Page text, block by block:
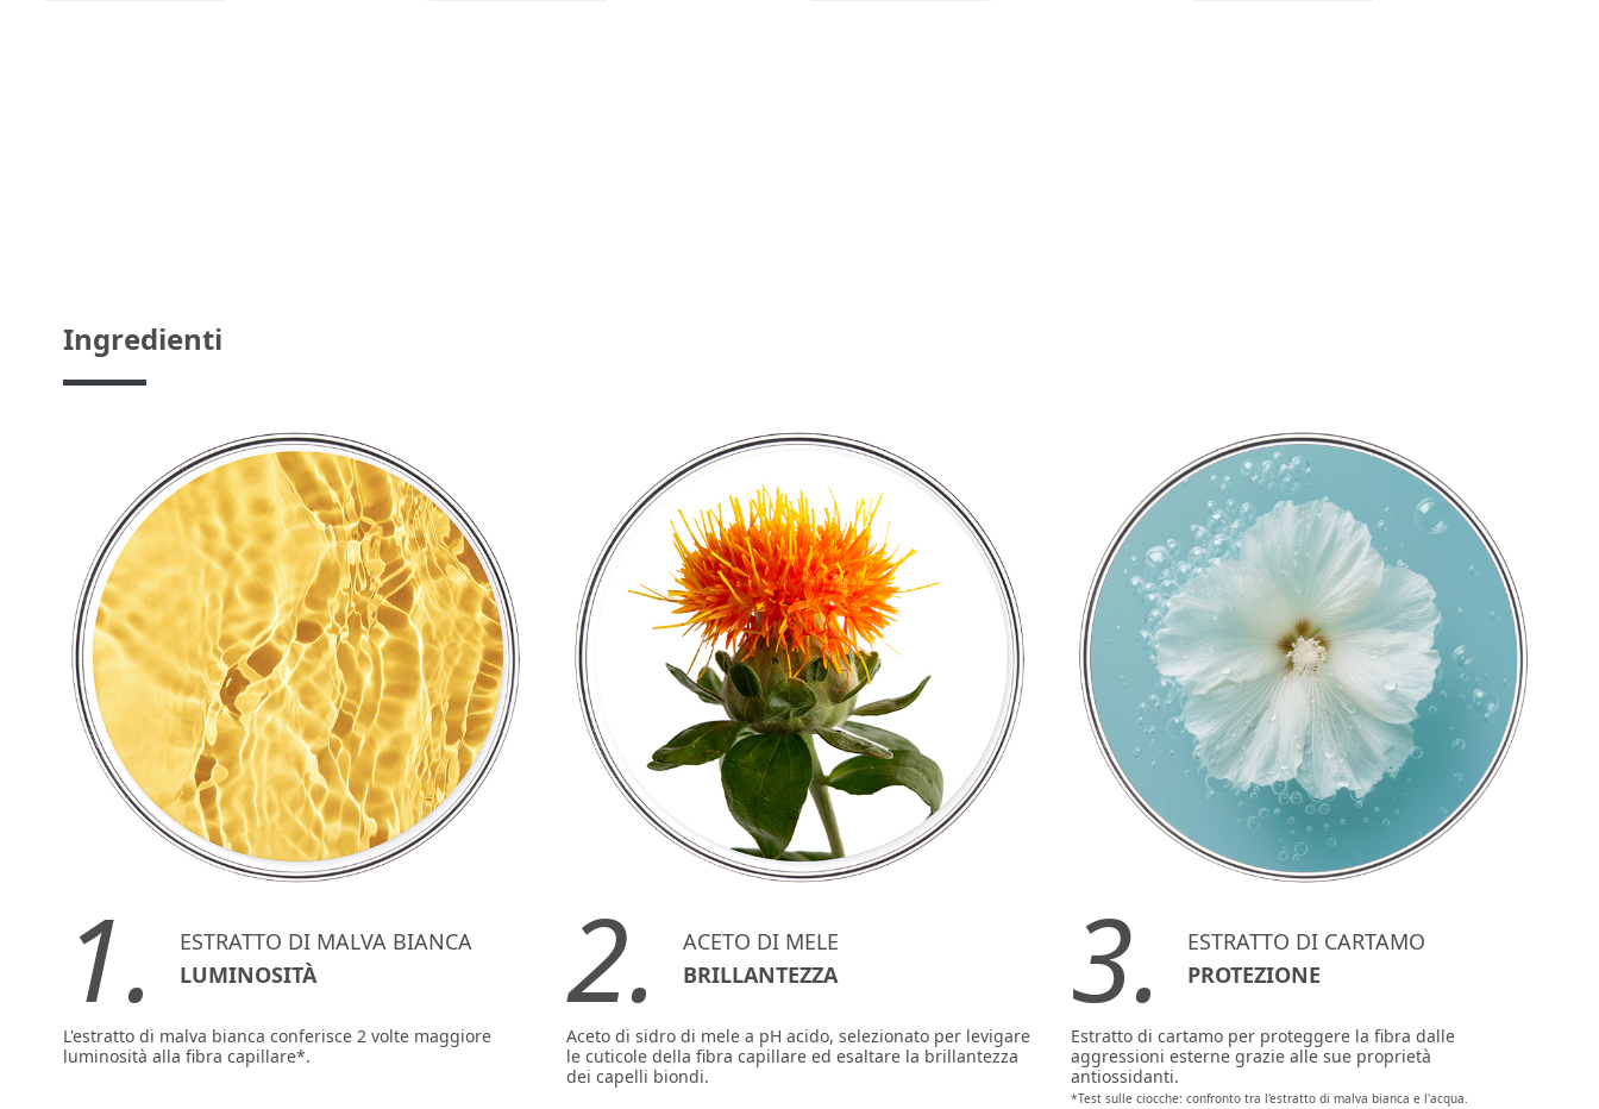
Ingredienti
1.
ESTRATTO DI MALVA BIANCA
LUMINOSITÀ
L'estratto di malva bianca conferisce 2 volte maggiore
luminosità alla fibra capillare*.
2.
ACETO DI MELE
BRILLANTEZZA
Aceto di sidro di mele a pH acido, selezionato per levigare
le cuticole della fibra capillare ed esaltare la brillantezza
dei capelli biondi.
3.
ESTRATTO DI CARTAMO
PROTEZIONE
Estratto di cartamo per proteggere la fibra dalle
aggressioni esterne grazie alle sue proprietà
antiossidanti.
*Test sulle ciocche: confronto tra l'estratto di malva bianca e l'acqua.